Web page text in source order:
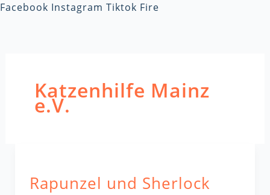
Facebook Instagram Tiktok Fire
Katzenhilfe Mainz
e.V.
Rapunzel und Sherlock
Sherlock